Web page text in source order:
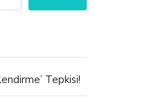
Tepkisi!